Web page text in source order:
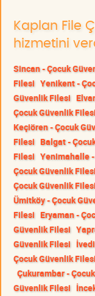
Kaplan File
hizmetini
Sincan - Çocuk
Filesi Yenikent -
Güvenlik Filesi
Çocuk Güvenlik
Keçiören - Çocuk
Filesi Balgat -
Filesi Yenimahalle
Çocuk Güvenlik
Çocuk Güvenlik
Ümitköy - Çocuk
Filesi Eryaman -
Güvenlik Filesi
Güvenlik Filesi
Çocuk Güvenlik
Çukurambar -
Güvenlik Filesi